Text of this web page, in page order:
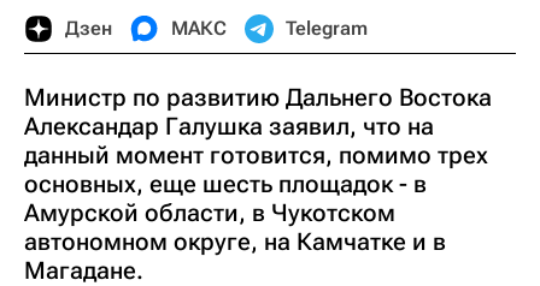
Дзен МАКС Telegram
Министр по развитию Дальнего Востока
Александар Галушка заявил, что на
данный момент готовится, помимо трех
основных, еще шесть площадок - в
Амурской области, в Чукотском
автономном округе, на Камчатке и в
Магадане.